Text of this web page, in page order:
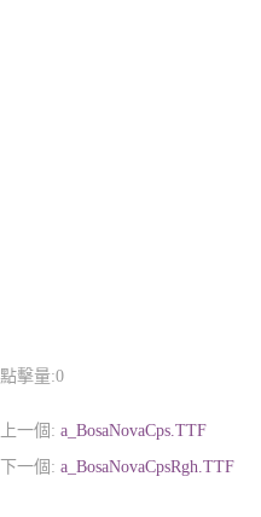
點擊量:0
上一個: a_BosaNovaCps.TTF
下一個: a_BosaNovaCpsRgh.TTF